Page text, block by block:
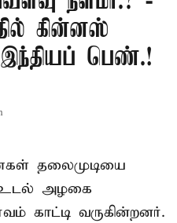
கின்னஸ்
பெண்.!
தலைமுடியை
உடல் அழகை
காட்டி வருகின்றனர்.